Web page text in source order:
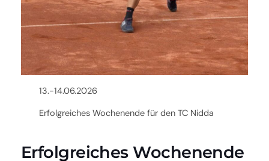
13.-14.06.2026
Erfolgreiches Wochenende für den TC Nidda
Erfolgreiches Wochenende